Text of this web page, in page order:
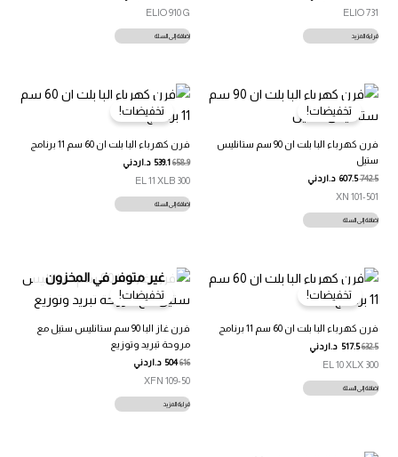
ELIO 731
قراءة المزيد
ELIO 910 G
إضافة إلى السلة
تخفيضات!
فرن كهرباء البا بلت ان 90 سم ستانليس
ستيل
742.5
607.5 د.اردني
101-501 XN
إضافة إلى السلة
تخفيضات!
فرن كهرباء البا بلت ان 60 سم 11 برنامج
658.9
539.1 د.اردني
EL 11 XLB 300
إضافة إلى السلة
تخفيضات!
فرن كهرباء البا بلت ان 60 سم 11 برنامج
632.5
517.5 د.اردني
EL 10 XLX 300
إضافة إلى السلة
غير متوفر في المخزون
تخفيضات!
فرن غاز البا 90 سم ستانليس ستيل مع
مروحة تبريد وتوزيع
616
504 د.اردني
109-50 XFN
قراءة المزيد